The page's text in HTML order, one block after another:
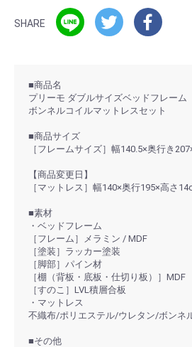
SHARE
■商品名
プリーモ ダブルサイズベッドフレーム
ボンネルコイルマットレスセット
■商品サイズ
［フレームサイズ］幅140.5×奥行き
【商品変更日】
［マットレス］幅140×奥行195×高さ
■素材
・ベッドフレーム
［フレーム］メラミン / MDF
［塗装］ラッカー塗装
［脚部］パイン材
［棚（背板・底板・仕切り板）］MDF
［すのこ］LVL積層合板
・マットレス
不織布/ポリエステル/ウレタン/ボンネ
■その他